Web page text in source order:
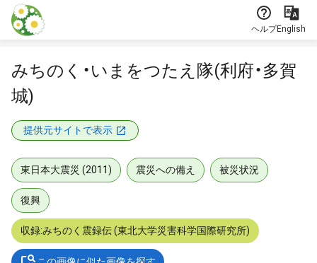
本文に飛ぶ
ヘルプEnglish
みちのく・いまをつたえ隊(利府・多賀
城)
提供元サイトで表示
東日本大震災 (2011) 震災への備え 被災状況
復興
収録:みちのく震録伝 (東北大学災害科学国際研究所)